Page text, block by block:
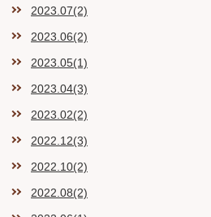
2023.07(2)
2023.06(2)
2023.05(1)
2023.04(3)
2023.02(2)
2022.12(3)
2022.10(2)
2022.08(2)